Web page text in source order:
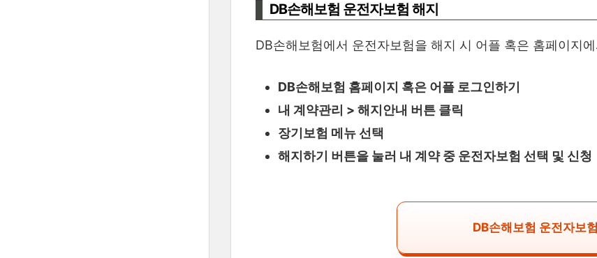
DB손해보험 운전자보험 해지
DB손해보험에서 운전자보험을 해지 시 어플 혹은 홈페이지
DB손해보험 홈페이지 혹은 어플 로그인하기
내 계약관리 > 해지안내 버튼 클릭
장기보험 메뉴 선택
해지하기 버튼을 눌러 내 계약 중 운전자보험 선택 및 신청
DB손해보험 운전자보